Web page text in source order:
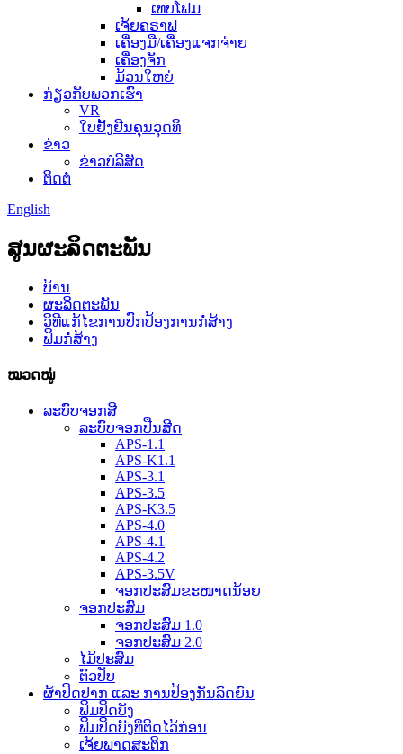
ເທບໂຟມ
ເຈ້ຍຄຣາຟ
ເຄື່ອງມື/ເຄື່ອງແຈກຈ່າຍ
ເຄື່ອງຈັກ
ມ້ວນໃຫຍ່
ກ່ຽວກັບພວກເຮົາ
VR
ໃບຢັ້ງຢືນຄຸນວຸດທິ
ຂ່າວ
ຂ່າວບໍລິສັດ
ຕິດຕໍ່
English
ສູນຜະລິດຕະພັນ
ບ້ານ
ຜະລິດຕະພັນ
ວິທີແກ້ໄຂການປົກປ້ອງການກໍ່ສ້າງ
ຟິມກໍ່ສ້າງ
ໝວດໝູ່
ລະບົບຈອກສີ
ລະບົບຈອກປືນສີດ
APS-1.1
APS-K1.1
APS-3.1
APS-3.5
APS-K3.5
APS-4.0
APS-4.1
APS-4.2
APS-3.5V
ຈອກປະສົມຂະໜາດນ້ອຍ
ຈອກປະສົມ
ຈອກປະສົມ 1.0
ຈອກປະສົມ 2.0
ໄມ້ປະສົມ
ຕົວປັບ
ຜ້າປິດປາກ ແລະ ການປ້ອງກັນລົດຍົນ
ຟິມປິດບັງ
ຟິມປິດບັງທີ່ຕິດໄວ້ກ່ອນ
ເຈ້ຍພາດສະຕິກ